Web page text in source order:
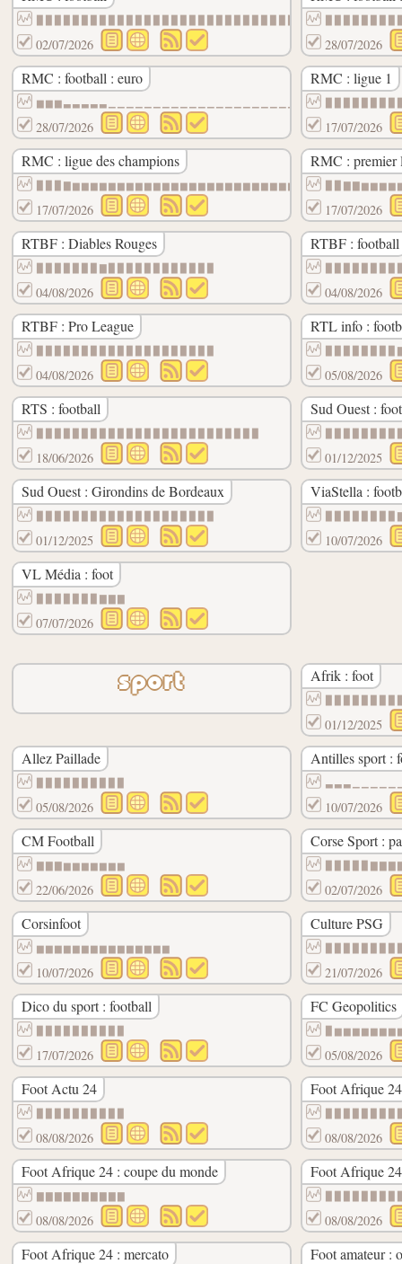
02/07/2026 28/07/2026
RMC : football : euro
▆▆▆▃▃▃▃▃▁▁▁▁▁▁▁▁▁▁▁▁▁▁▁▁▁▁▁▁▁▁
28/07/2026
RMC : ligue 1
17/07/2026
RMC : ligue des champions
▉▉▉▇▆▆▆▆▆▆▆▆▆▆▆▆▆▆▆▆▆▆▆▆▆▆▆▆▆▆
17/07/2026
RMC : premier
17/07/2026
RTBF : Diables Rouges
▉▉▉▉▉▉▉▇▉▉▉▉▉▉▉▉▉▉▉▉
04/08/2026
RTBF : football
04/08/2026
RTBF : Pro League
04/08/2026
RTL info :
05/08/2026
RTS : football
18/06/2026
Sud Ouest : foot
01/12/2025
Sud Ouest : Girondins de Bordeaux
01/12/2025
ViaStella :
10/07/2026
VL Média : foot
▉▉▉▉▉▉▉▇▇▇
07/07/2026
sport Afrik : foot
01/12/2025
Allez Paillade
05/08/2026
Antilles sport :
10/07/2026
CM Football
▇▇▇▆▆▆▆▆▆▆
22/06/2026
Corse Sport :
02/07/2026
Corsinfoot
▆▆▆▆▆▆▆▆▆▆▆▆▆▆▆
10/07/2026
Culture PSG
21/07/2026
Dico du sport : football
17/07/2026
FC Geopolitics
05/08/2026
Foot Actu 24
08/08/2026
Foot Afrique 24
08/08/2026
Foot Afrique 24 : coupe du monde
▇▇▇▇▇▇▇▇▇▇
08/08/2026
Foot Afrique
08/08/2026
Foot Afrique 24 : mercato Foot amateur :